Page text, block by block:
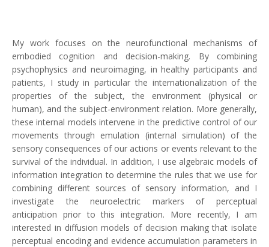
My work focuses on the neurofunctional mechanisms of
embodied cognition and decision-making. By combining
psychophysics and neuroimaging, in healthy participants and
patients, I study in particular the internationalization of the
properties of the subject, the environment (physical or
human), and the subject-environment relation. More generally,
these internal models intervene in the predictive control of our
movements through emulation (internal simulation) of the
sensory consequences of our actions or events relevant to the
survival of the individual. In addition, I use algebraic models of
information integration to determine the rules that we use for
combining different sources of sensory information, and I
investigate the neuroelectric markers of perceptual
anticipation prior to this integration. More recently, I am
interested in diffusion models of decision making that isolate
perceptual encoding and evidence accumulation parameters in